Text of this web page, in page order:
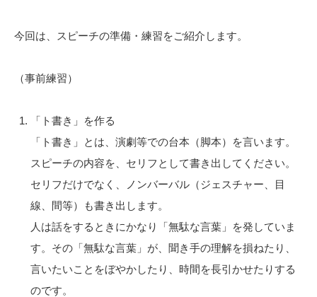
今回は、スピーチの準備・練習をご紹介します。
（事前練習）
「ト書き」を作る
「ト書き」とは、演劇等での台本（脚本）を言います。
スピーチの内容を、セリフとして書き出してください。
セリフだけでなく、ノンバーバル（ジェスチャー、目
線、間等）も書き出します。
人は話をするときにかなり「無駄な言葉」を発していま
す。その「無駄な言葉」が、聞き手の理解を損ねたり、
言いたいことをぼやかしたり、時間を長引かせたりする
のです。